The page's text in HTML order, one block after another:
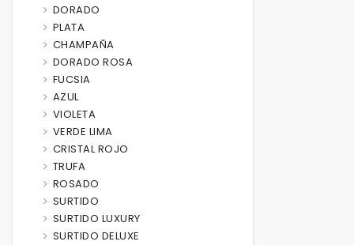
DORADO
PLATA
CHAMPAÑA
DORADO ROSA
FUCSIA
AZUL
VIOLETA
VERDE LIMA
CRISTAL ROJO
TRUFA
ROSADO
SURTIDO
SURTIDO LUXURY
SURTIDO DELUXE